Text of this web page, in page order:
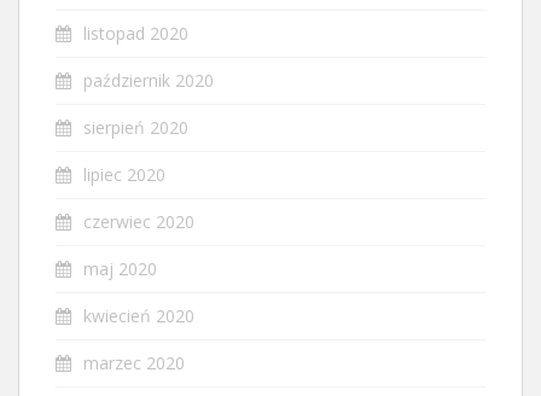
listopad 2020
październik 2020
sierpień 2020
lipiec 2020
czerwiec 2020
maj 2020
kwiecień 2020
marzec 2020